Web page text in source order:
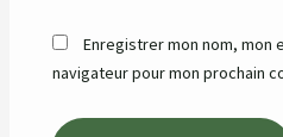
Enregistrer mon nom, mon
navigateur pour mon prochain